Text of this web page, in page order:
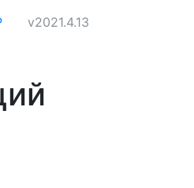
v2021.4.13